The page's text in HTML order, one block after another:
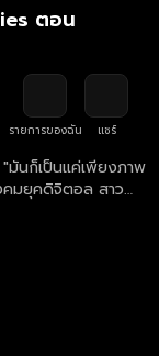
ตอน
รายการของฉัน
แชร์
น์อาจกลวงได้เมื่อ
หนุ่ม 3 รสชาติ ใน